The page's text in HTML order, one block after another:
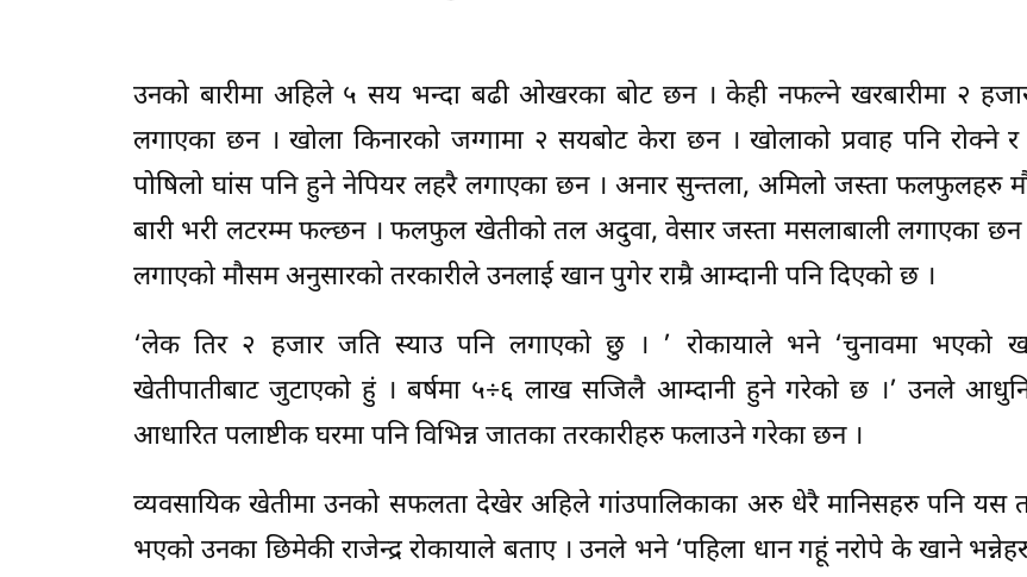
उनको बारीमा अहिले ५ सय भन्दा बढी ओखरका बोट छन । केही नफल्ने खरबारीमा २
लगाएका छन । खोला किनारको जग्गामा २ सयबोट केरा छन । खोलाको प्रवाह पनि रोक्ने र
पोषिलो घांस पनि हुने नेपियर लहरै लगाएका छन । अनार सुन्तला, अमिलो जस्ता फलफुलहरु
बारी भरी लटरम्म फल्छन । फलफुल खेतीको तल अदुवा, वेसार जस्ता मसलाबाली लगाएका छन
लगाएको मौसम अनुसारको तरकारीले उनलाई खान पुगेर राम्रै आम्दानी पनि दिएको छ ।
‘लेक तिर २ हजार जति स्याउ पनि लगाएको छु । ’ रोकायाले भने ‘चुनावमा भएको
खेतीपातीबाट जुटाएको हुं । बर्षमा ५÷६ लाख सजिलै आम्दानी हुने गरेको छ ।’ उनले
आधारित पलाष्टीक घरमा पनि विभिन्न जातका तरकारीहरु फलाउने गरेका छन ।
व्यवसायिक खेतीमा उनको सफलता देखेर अहिले गांउपालिकाका अरु धेरै मानिसहरु पनि यस
भएको उनका छिमेकी राजेन्द्र रोकायाले बताए । उनले भने ‘पहिला धान गहूं नरोपे के खाने